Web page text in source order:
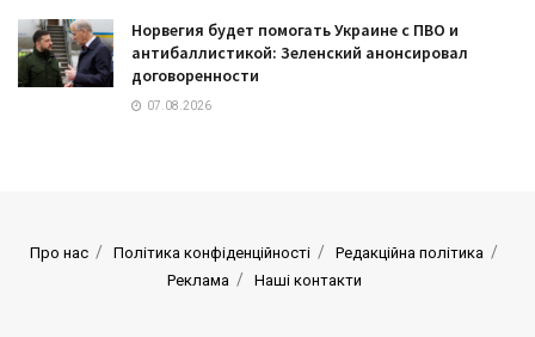
Норвегия будет помогать Украине с ПВО и
антибаллистикой: Зеленский анонсировал
договоренности
07.08.2026
Про нас Політика конфіденційності
Редакційна політика
Реклама
Наші контакти